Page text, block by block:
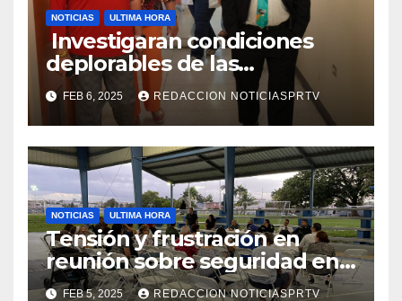
NOTICIAS ULTIMA HORA
Investigaran condiciones
deplorables de las
facilidades el Departamento
de la Salud en Mayagüez
FEB 6, 2025 REDACCION NOTICIASPRTV
NOTICIAS ULTIMA HORA
Tensión y frustración en
reunión sobre seguridad en
Reparto Metropolitano
FEB 5, 2025 REDACCION NOTICIASPRTV